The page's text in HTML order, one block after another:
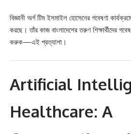
বিজ্ঞানী অর্গ টিম ইসমাইল হোসেনের গবেষণা
করছে। তাঁর কাজ বাংলাদেশের তরুণ শিক্ষার্থীদের
করুক—এই প্রত্যাশা।
Artificial
Healthcare: A